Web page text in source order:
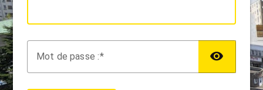
Mot de passe :